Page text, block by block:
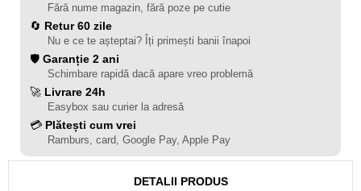
Fără nume magazin, fără poze pe cutie
🔄 Retur 60 zile
Nu e ce te așteptai? Îți primești banii înapoi
🛡️ Garanție 2 ani
Schimbare rapidă dacă apare vreo problemă
🚀 Livrare 24h
Easybox sau curier la adresă
💳 Plătești cum vrei
Ramburs, card, Google Pay, Apple Pay
DETALII PRODUS